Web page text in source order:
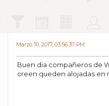
Marzo 10, 2017, 03:56:37 PM
Buen dia compañeros de
creen queden alojadas en